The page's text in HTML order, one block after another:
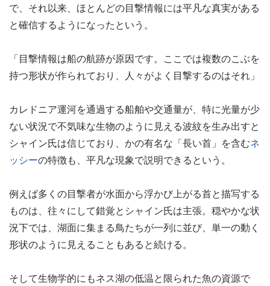
で、それ以来、ほとんどの目撃情報には平凡な真実がある
と確信するようになったという。
「目撃情報は船の航跡が原因です。ここでは複数のこぶを
持つ形状が作られており、人々がよく目撃するのはそれ」
カレドニア運河を通過する船舶や交通量が、特に光量が少
ない状況で不気味な生物のように見える波紋を生み出すと
シャイン氏は信じており、かの有名な「長い首」を含むネ
ッシーの特徴も、平凡な現象で説明できるという。
例えば多くの目撃者が水面から浮かび上がる首と描写する
ものは、往々にして錯覚とシャイン氏は主張。穏やかな状
況下では、湖面に集まる鳥たちが一列に並び、単一の動く
形状のように見えることもあると続ける。
そして生物学的にもネス湖の低温と限られた魚の資源で